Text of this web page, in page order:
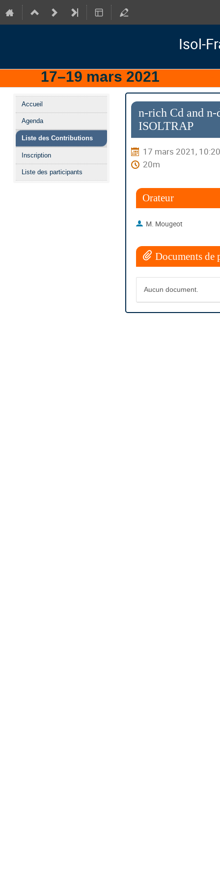
Isol-
17–19 mars 2021
Menu
de
l'événement
Accueil
Agenda
Liste des Contributions
Inscription
Liste des participants
n-rich Cd and n-
ISOLTRAP
17 mars 2021,
20m
Orateur
M. Mougeot
Documents de
Aucun document.